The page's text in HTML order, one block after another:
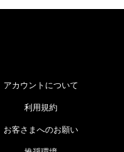
アカウントについて
利用規約
お客さまへのお願い